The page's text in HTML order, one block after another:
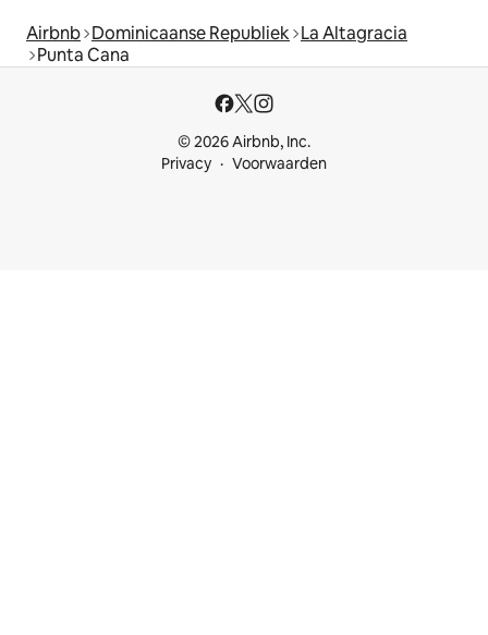
Airbnb Dominicaanse Republiek La Altagracia
Punta Cana
© 2026 Airbnb, Inc.
Privacy
Voorwaarden